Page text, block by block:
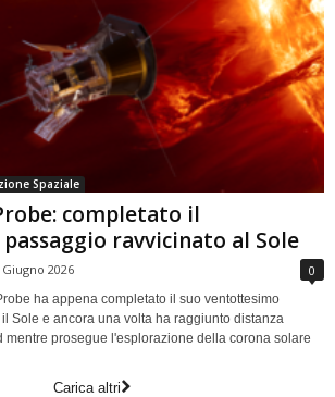
Spaziale
completato il
ravvicinato al Sole
Giugno 2026 0
ha appena completato il suo ventottesimo
Sole e ancora una volta ha raggiunto distanza
mentre prosegue l'esplorazione della corona solare
Carica altri